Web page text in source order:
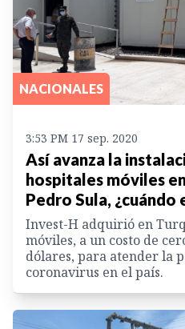
NACIONALES
3:53 PM 17 sep. 2020
Así avanza la
hospitales móviles
Pedro Sula, ¿cuándo
Invest-H adquirió en
móviles, a un costo de
dólares, para atender la
coronavirus en el país.